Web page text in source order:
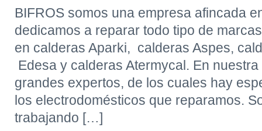
BIFROS somos una empresa afincada
dedicamos a reparar todo tipo de
en calderas Aparki, calderas Aspes,
Edesa y calderas Atermycal. En
grandes expertos, de los cuales hay
los electrodomésticos que reparamos.
trabajando […]